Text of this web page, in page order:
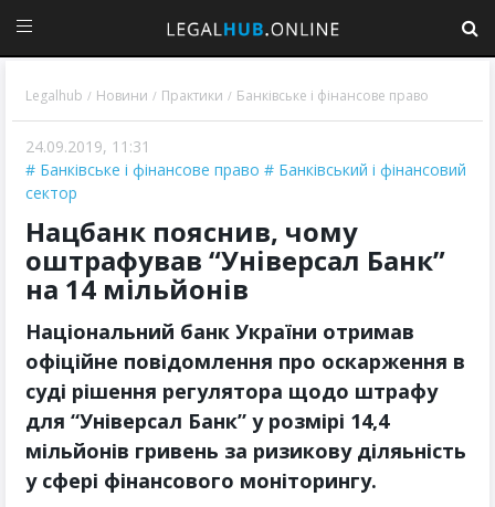
Legalhub / Новини / Практики / Банківське і фінансове право
24.09.2019, 11:31
Банківське і фінансове право
Банківський і фінансовий
сектор
Нацбанк пояснив, чому
оштрафував “Універсал Банк”
на 14 мільйонів
Національний банк України отримав
офіційне повідомлення про оскарження в
суді рішення регулятора щодо штрафу
для “Універсал Банк” у розмірі 14,4
мільйонів гривень за ризикову діляьність
у сфері фінансового моніторингу.